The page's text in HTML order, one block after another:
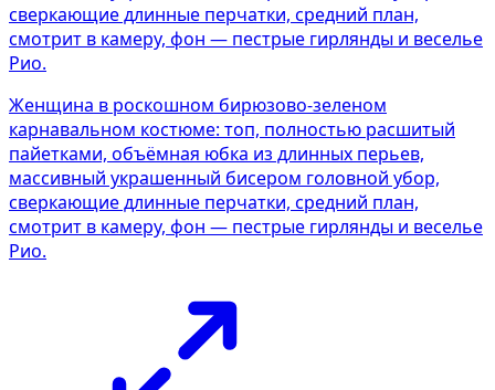
Женщина в роскошном бирюзово-зеленом
карнавальном костюме: топ, полностью расшитый
пайетками, объёмная юбка из длинных перьев,
массивный украшенный бисером головной убор,
сверкающие длинные перчатки, средний план,
смотрит в камеру, фон — пестрые гирлянды и веселье
Рио.